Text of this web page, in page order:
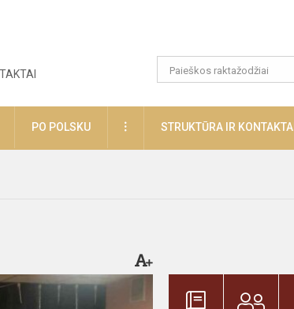
PO POLSKU DAUGIAUSTRUKTŪRA IR KONTAKTAI